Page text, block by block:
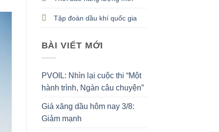
Tập đoàn dầu khí quốc gia
BÀI VIẾT MỚI
PVOIL: Nhìn lại cuộc thi “Một
hành trình, Ngàn câu chuyện”
Giá xăng dầu hôm nay 3/8:
Giảm mạnh